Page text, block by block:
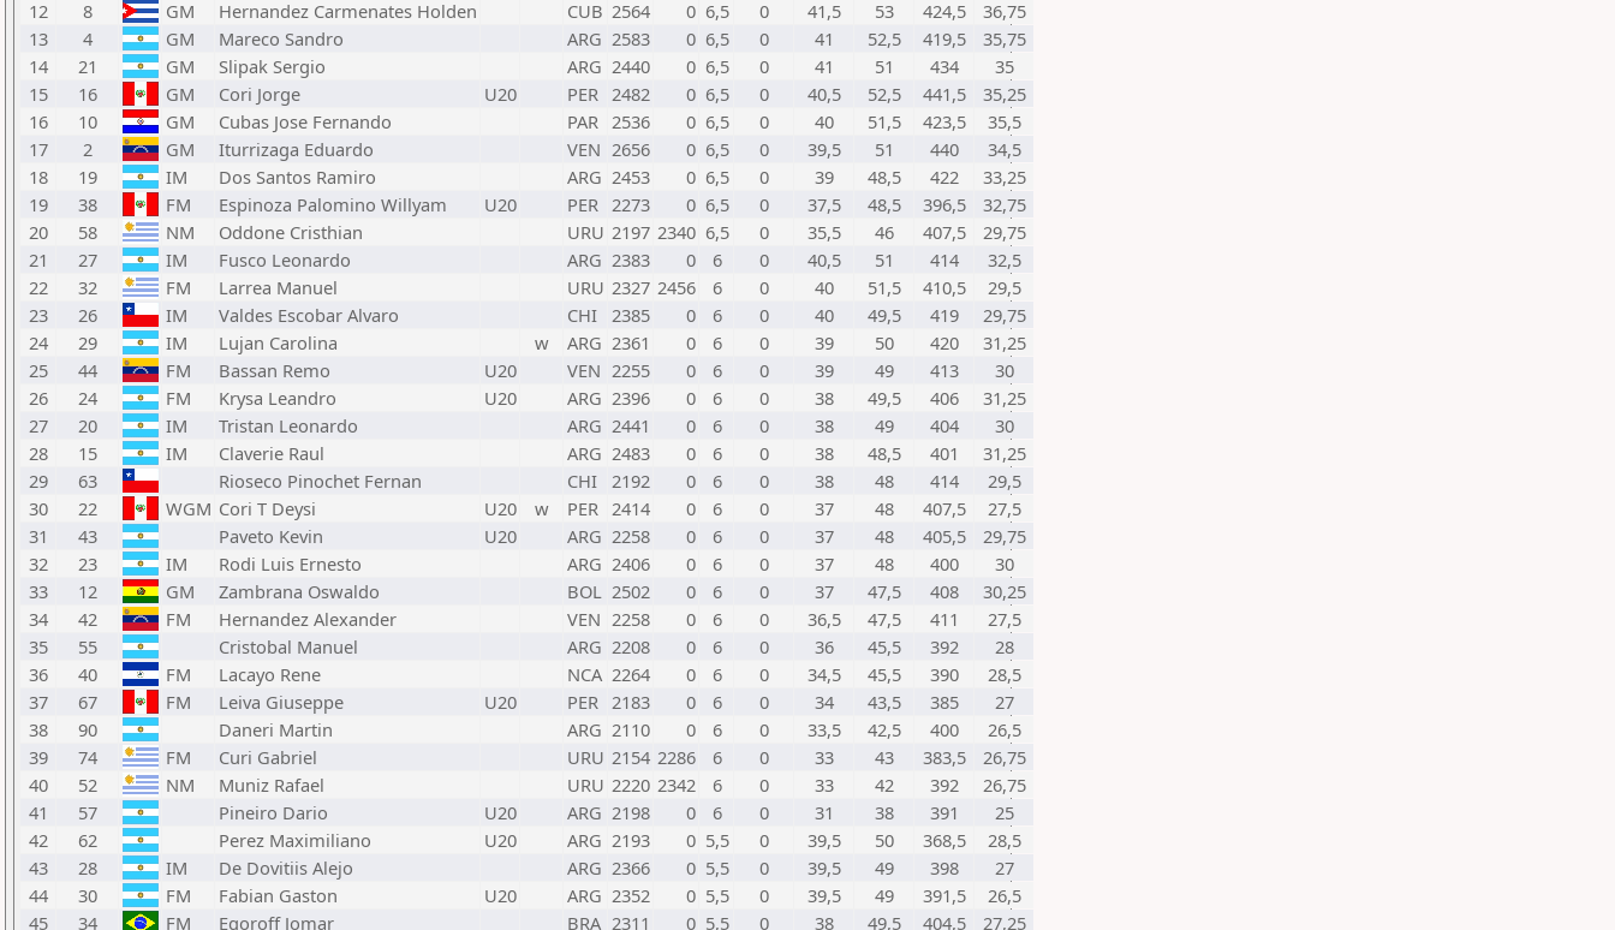
12
8 GM Hernandez Carmenates Holden CUB 2564 0 6,5 0 41,5 53 424,5
36,75
13
4 GM Mareco Sandro ARG 2583 0 6,5 0 41 52,5 419,5
35,75
14
21 GM Slipak Sergio ARG 2440 0 6,5 0 41 51 434
35
15
16 GM Cori Jorge U20 PER 2482 0 6,5 0 40,5 52,5 441,5
35,25
16
10 GM Cubas Jose Fernando PAR 2536 0 6,5 0 40 51,5 423,5
35,5
17
2 GM Iturrizaga Eduardo VEN 2656 0 6,5 0 39,5 51 440
34,5
18
19 IM Dos Santos Ramiro ARG 2453 0 6,5 0 39 48,5 422
33,25
19
38 FM Espinoza Palomino Willyam U20 PER 2273 0 6,5 0 37,5 48,5 396,5
32,75
20
58 NM Oddone Cristhian URU 2197 2340 6,5 0 35,5 46 407,5
29,75
21
27 IM Fusco Leonardo ARG 2383 0 6 0 40,5 51 414
32,5
22
32 FM Larrea Manuel URU 2327 2456 6 0 40 51,5 410,5
29,5
23
26 IM Valdes Escobar Alvaro CHI 2385 0 6 0 40 49,5 419
29,75
24
29 IM Lujan Carolina w ARG 2361 0 6 0 39 50 420
31,25
25
44 FM Bassan Remo U20 VEN 2255 0 6 0 39 49 413
30
26
24 FM Krysa Leandro U20 ARG 2396 0 6 0 38 49,5 406
31,25
27
20 IM Tristan Leonardo ARG 2441 0 6 0 38 49 404
30
28
15 IM Claverie Raul ARG 2483 0 6 0 38 48,5 401
31,25
29
63 Rioseco Pinochet Fernan CHI 2192 0 6 0 38 48 414
29,5
30
22 WGM Cori T Deysi U20 w PER 2414 0 6 0 37 48 407,5
27,5
31
43 Paveto Kevin U20 ARG 2258 0 6 0 37 48 405,5
29,75
32
23 IM Rodi Luis Ernesto ARG 2406 0 6 0 37 48 400
30
33
12 GM Zambrana Oswaldo BOL 2502 0 6 0 37 47,5 408
30,25
34
42 FM Hernandez Alexander VEN 2258 0 6 0 36,5 47,5 411
27,5
35
55 Cristobal Manuel ARG 2208 0 6 0 36 45,5 392
28
36
40 FM Lacayo Rene NCA 2264 0 6 0 34,5 45,5 390
28,5
37
67 FM Leiva Giuseppe U20 PER 2183 0 6 0 34 43,5 385
27
38
90 Daneri Martin ARG 2110 0 6 0 33,5 42,5 400
26,5
39
74 FM Curi Gabriel URU 2154 2286 6 0 33 43 383,5
26,75
40
52 NM Muniz Rafael URU 2220 2342 6 0 33 42 392
26,75
41
57 Pineiro Dario U20 ARG 2198 0 6 0 31 38 391
25
42
62 Perez Maximiliano U20 ARG 2193 0 5,5 0 39,5 50 368,5
28,5
43
28 IM De Dovitiis Alejo ARG 2366 0 5,5 0 39,5 49 398
27
44
30 FM Fabian Gaston U20 ARG 2352 0 5,5 0 39,5 49 391,5
26,5
45
34 FM Egoroff Jomar BRA 2311 0 5,5 0 38 49,5 404,5
27,25